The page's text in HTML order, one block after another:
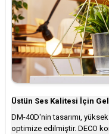
Üstün Ses Kalitesi İçin
DM-40D'nin tasarımı,
optimize edilmiştir. DECO